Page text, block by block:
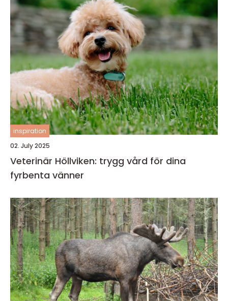
inspiration
02. July 2025
Veterinär Höllviken: trygg vård för dina
fyrbenta vänner